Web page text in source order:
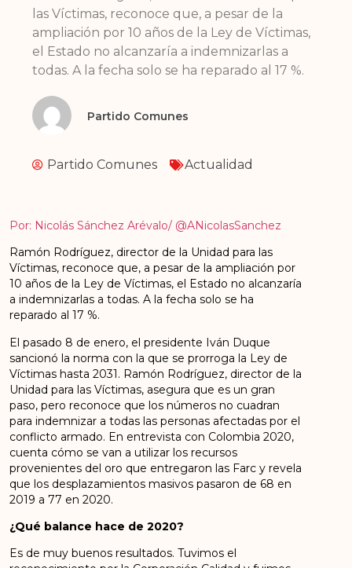
las Víctimas, reconoce que, a pesar de la
ampliación por 10 años de la Ley de Víctimas,
el Estado no alcanzaría a indemnizarlas a
todas. A la fecha solo se ha reparado al 17 %.
Partido Comunes
Partido Comunes Actualidad
Por: Nicolás Sánchez Arévalo/ @ANicolasSanchez
Ramón Rodríguez, director de la Unidad para las
Víctimas, reconoce que, a pesar de la ampliación por
10 años de la Ley de Víctimas, el Estado no alcanzaría
a indemnizarlas a todas. A la fecha solo se ha
reparado al 17 %.
El pasado 8 de enero, el presidente Iván Duque
sancionó la norma con la que se prorroga la Ley de
Víctimas hasta 2031. Ramón Rodríguez, director de la
Unidad para las Víctimas, asegura que es un gran
paso, pero reconoce que los números no cuadran
para indemnizar a todas las personas afectadas por el
conflicto armado. En entrevista con Colombia 2020,
cuenta cómo se van a utilizar los recursos
provenientes del oro que entregaron las Farc y revela
que los desplazamientos masivos pasaron de 68 en
2019 a 77 en 2020.
¿Qué balance hace de 2020?
Es de muy buenos resultados. Tuvimos el